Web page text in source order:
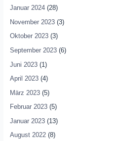
Januar 2024(28)
November 2023(3)
Oktober 2023(3)
September 2023(6)
Juni 2023(1)
April 2023(4)
März 2023(5)
Februar 2023(5)
Januar 2023(13)
August 2022(8)